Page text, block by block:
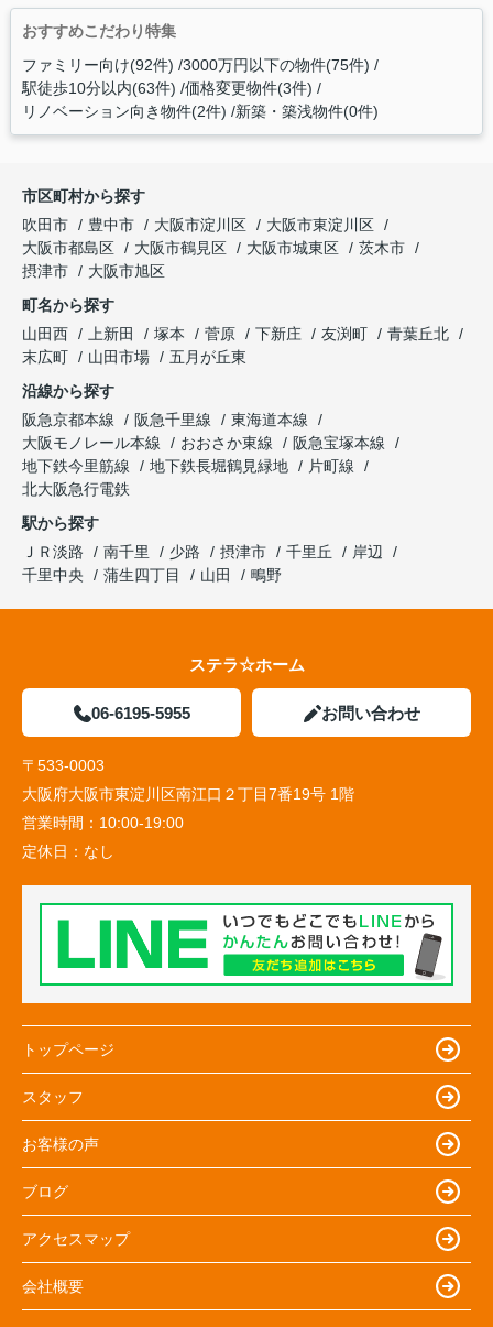
おすすめこだわり特集
ファミリー向け(92件) 3000万円以下の物件(75件)
駅徒歩10分以内(63件) 価格変更物件(3件)
リノベーション向き物件(2件) 新築・築浅物件(0件)
市区町村から探す
吹田市
豊中市 大阪市淀川区
大阪市東淀川区
大阪市都島区
大阪市鶴見区 大阪市城東区
茨木市
摂津市
大阪市旭区
町名から探す
山田西
上新田 塚本 菅原 下新庄 友渕町
青葉丘北
末広町
山田市場
五月が丘東
沿線から探す
阪急京都本線
阪急千里線
東海道本線
大阪モノレール本線
おおさか東線
阪急宝塚本線
地下鉄今里筋線
地下鉄長堀鶴見緑地
片町線
北大阪急行電鉄
駅から探す
ＪＲ淡路
南千里 少路 摂津市 千里丘
岸辺
千里中央
蒲生四丁目 山田 鴫野
ステラ☆ホーム
06-6195-5955 お問い合わせ
〒533-0003
大阪府大阪市東淀川区南江口２丁目7番19号 1階
営業時間： 10:00-19:00
定休日： なし
トップページ
スタッフ
お客様の声
ブログ
アクセスマップ
会社概要